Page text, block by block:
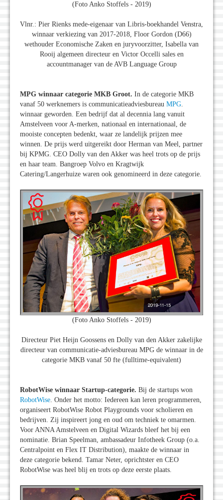
(Foto Anko Stoffels - 2019)
Vlnr.: Pier Rienks mede-eigenaar van Libris-boekhandel Venstra,
winnaar verkiezing van 2017-2018, Floor Gordon (D66)
wethouder Economische Zaken en juryvoorzitter, Isabella van
Rooij algemeen directeur en Victor Occelli sales en
accountmanager van de AVB Language Group
MPG winnaar categorie MKB Groot. In de categorie MKB
vanaf 50 werknemers is communicatieadviesbureau MPG.
winnaar geworden. Een bedrijf dat al decennia lang vanuit
Amstelveen voor A-merken, nationaal en internationaal, de
mooiste concepten bedenkt, waar ze landelijk prijzen mee
winnen. De prijs werd uitgereikt door Herman van Meel, partner
bij KPMG. CEO Dolly van den Akker was heel trots op de prijs
en haar team. Bangroep Volvo en Kragtwijk
Catering/Langerhuize waren ook genomineerd in deze categorie.
(Foto Anko Stoffels - 2019)
Directeur Piet Heijn Goossens en Dolly van den Akker zakelijke
directeur van communicatie-adviesbureau MPG de winnaar in de
categorie MKB vanaf 50 fte (fulltime-equivalent)
RobotWise winnaar Startup-categorie. Bij de startups won
RobotWise . Onder het motto: Iedereen kan leren programmeren,
organiseert RobotWise Robot Playgrounds voor scholieren en
bedrijven. Zij inspireert jong en oud om techniek te omarmen.
Voor ANNA Amstelveen en Digital Wizards bleef het bij een
nominatie. Brian Speelman, ambassadeur Infotheek Group (o.a.
Centralpoint en Flex IT Distribution), maakte de winnaar in
deze categorie bekend. Tamar Neter, oprichtster en CEO
RobotWise was heel blij en trots op deze eerste plaats.